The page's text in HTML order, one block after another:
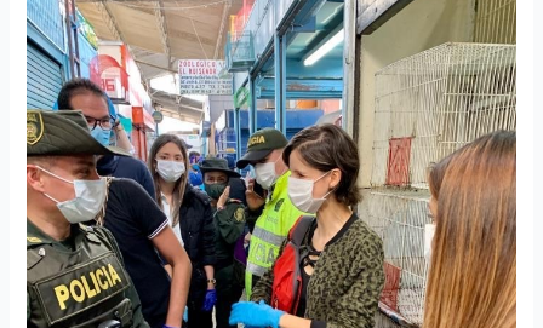
Plaza
de
Restrepo